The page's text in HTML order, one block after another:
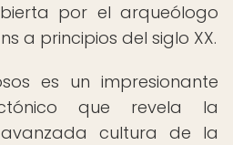
por el arqueólogo
a principios del siglo XX.
es un impresionante
que revela la
cultura de la